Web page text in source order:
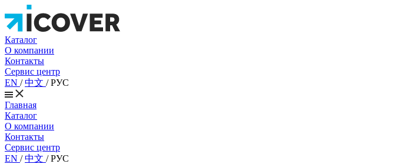
Каталог
О компании
Контакты
Сервис центр
EN /中文 /РУС
Главная
Каталог
О компании
Контакты
Сервис центр
EN /中文 /РУС